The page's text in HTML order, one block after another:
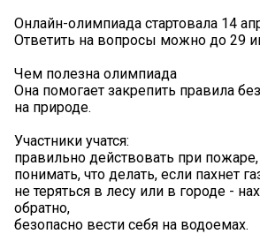
Онлайн-олимпиада стартовала 14
Ответить на вопросы можно до 29
Чем полезна олимпиада
Она помогает закрепить правила
на природе.
Участники учатся:
правильно действовать при пожаре,
понимать, что делать, если пахнет
не теряться в лесу или в городе -
обратно,
безопасно вести себя на водоемах.